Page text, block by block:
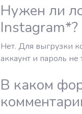
Нужен ли
Instagram*?
Нет. Для выгрузки
аккаунт и пароль не
В каком